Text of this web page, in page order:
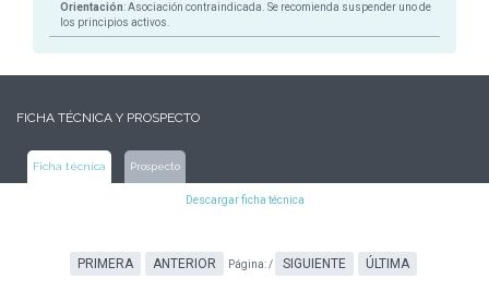
Orientación: Asociación contraindicada. Se recomienda suspender uno de
los principios activos.
FICHA TÉCNICA Y PROSPECTO
Ficha técnica Prospecto
Descargar ficha técnica
PRIMERA ANTERIOR Página:/ SIGUIENTE ÚLTIMA